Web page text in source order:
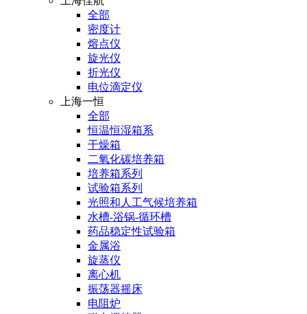
全部
密度计
熔点仪
旋光仪
折光仪
电位滴定仪
上海一恒
全部
恒温恒湿箱系
干燥箱
二氧化碳培养箱
培养箱系列
试验箱系列
光照和人工气候培养箱
水槽-浴锅-循环槽
药品稳定性试验箱
金属浴
旋蒸仪
离心机
振荡器摇床
电阻炉